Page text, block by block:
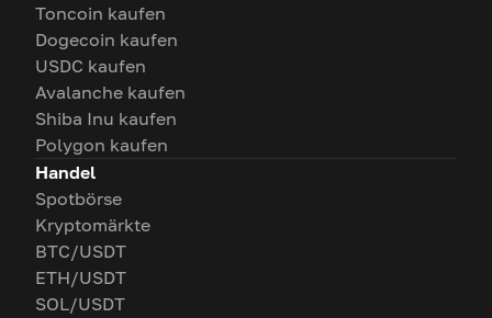
Toncoin kaufen
Dogecoin kaufen
USDC kaufen
Avalanche kaufen
Shiba Inu kaufen
Polygon kaufen
Handel
Spotbörse
Kryptomärkte
BTC/USDT
ETH/USDT
SOL/USDT